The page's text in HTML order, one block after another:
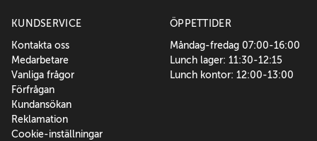
KUNDSERVICE
Kontakta oss
Medarbetare
Vanliga frågor
Förfrågan
Kundansökan
Reklamation
Cookie-inställningar
ÖPPETTIDER
Måndag-fredag 07:00-16:00
Lunch lager: 11:30-12:15
Lunch kontor: 12:00-13:00